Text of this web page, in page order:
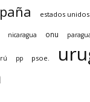
estados unidos
nicaragua onu
pp psoe.